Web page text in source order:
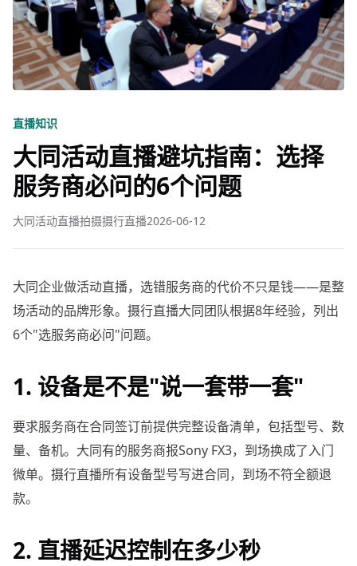
直播知识
大同活动直播避坑指南：选择
服务商必问的6个问题
大同活动直播拍摄摄行直播2026-06-12
大同企业做活动直播，选错服务商的代价不只是钱——是整
场活动的品牌形象。摄行直播大同团队根据8年经验，列出
6个"选服务商必问"问题。
1. 设备是不是"说一套带一套"
要求服务商在合同签订前提供完整设备清单，包括型号、数
量、备机。大同有的服务商报Sony FX3，到场换成了入门
微单。摄行直播所有设备型号写进合同，到场不符全额退
款。
2. 直播延迟控制在多少秒